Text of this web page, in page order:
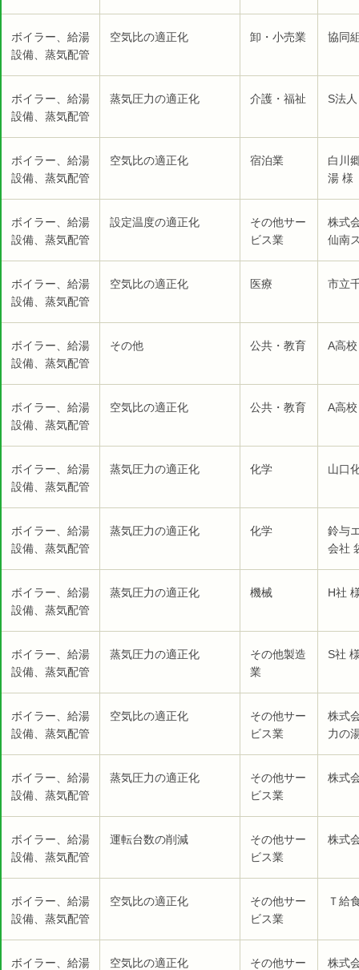
ボイラー、給湯
設備、蒸気配管
空気比の適正化 卸・小売業 協同
ボイラー、給湯
設備、蒸気配管
蒸気圧力の適正化 介護・福祉 S法
ボイラー、給湯
設備、蒸気配管
空気比の適正化 宿泊業
白川
湯 様
ボイラー、給湯
設備、蒸気配管
設定温度の適正化
その他サー
ビス業
株式
仙南
ボイラー、給湯
設備、蒸気配管
空気比の適正化 医療 市立
ボイラー、給湯
設備、蒸気配管
その他 公共・教育 A高
ボイラー、給湯
設備、蒸気配管
空気比の適正化 公共・教育 A高
ボイラー、給湯
設備、蒸気配管
蒸気圧力の適正化 化学 山口
ボイラー、給湯
設備、蒸気配管
蒸気圧力の適正化 化学
鈴与
会社
ボイラー、給湯
設備、蒸気配管
蒸気圧力の適正化 機械 H社
ボイラー、給湯
設備、蒸気配管
蒸気圧力の適正化
その他製造
業
S社
ボイラー、給湯
設備、蒸気配管
空気比の適正化
その他サー
ビス業
株式
力の
ボイラー、給湯
設備、蒸気配管
蒸気圧力の適正化
その他サー
ビス業
株式
ボイラー、給湯
設備、蒸気配管
運転台数の削減
その他サー
ビス業
株式
ボイラー、給湯
設備、蒸気配管
空気比の適正化
その他サー
ビス業
Ｔ給
ボイラー、給湯
空気比の適正化
その他サー
株式